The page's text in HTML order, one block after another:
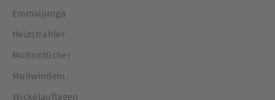
Emmaljunga
Heizstrahler
Moltontücher
Mullwindeln
Wickelauflagen